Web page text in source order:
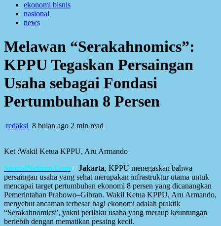
ekonomi bisnis
nasional
news
Melawan “Serakahnomics”:
KPPU Tegaskan Persaingan
Usaha sebagai Fondasi
Pertumbuhan 8 Persen
redaksi 8 bulan ago 2 min read
Ket :Wakil Ketua KPPU, Aru Armando
SuaraINetizen.Com – Jakarta, KPPU menegaskan bahwa
persaingan usaha yang sehat merupakan infrastruktur utama untuk
mencapai target pertumbuhan ekonomi 8 persen yang dicanangkan
Pemerintahan Prabowo–Gibran. Wakil Ketua KPPU, Aru Armando,
menyebut ancaman terbesar bagi ekonomi adalah praktik
“Serakahnomics”, yakni perilaku usaha yang meraup keuntungan
berlebih dengan mematikan pesaing kecil.